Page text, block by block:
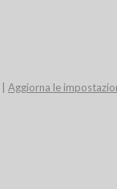
Aggiorna le